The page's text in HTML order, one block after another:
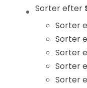
Sorter efter
Sorter
Sorter
Sorter
Sorter
Sorter
Statistikker
For at vi kan
forbedre
hjemmesidens
funktionalitet